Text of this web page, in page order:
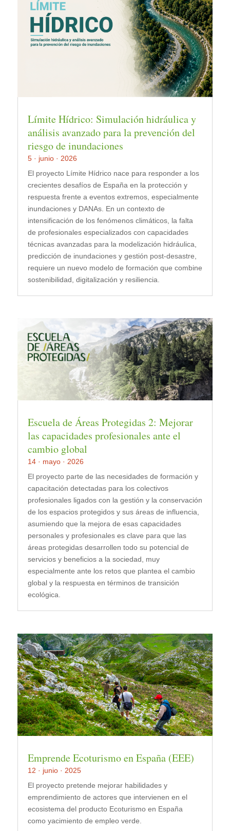
Límite Hídrico: Simulación hidráulica y
análisis avanzado para la prevención del
riesgo de inundaciones
5 · junio · 2026
El proyecto Límite Hídrico nace para responder a los
crecientes desafíos de España en la protección y
respuesta frente a eventos extremos, especialmente
inundaciones y DANAs. En un contexto de
intensificación de los fenómenos climáticos, la falta
de profesionales especializados con capacidades
técnicas avanzadas para la modelización hidráulica,
predicción de inundaciones y gestión post-desastre,
requiere un nuevo modelo de formación que combine
sostenibilidad, digitalización y resiliencia.
Escuela de Áreas Protegidas 2: Mejorar
las capacidades profesionales ante el
cambio global
14 · mayo · 2026
El proyecto parte de las necesidades de formación y
capacitación detectadas para los colectivos
profesionales ligados con la gestión y la conservación
de los espacios protegidos y sus áreas de influencia,
asumiendo que la mejora de esas capacidades
personales y profesionales es clave para que las
áreas protegidas desarrollen todo su potencial de
servicios y beneficios a la sociedad, muy
especialmente ante los retos que plantea el cambio
global y la respuesta en términos de transición
ecológica.
Emprende Ecoturismo en España (EEE)
12 · junio · 2025
El proyecto pretende mejorar habilidades y
emprendimiento de actores que intervienen en el
ecosistema del producto Ecoturismo en España
como yacimiento de empleo verde.